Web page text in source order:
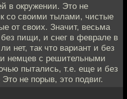
в окружении. Это не
со своими тылами, чистые
от своих. Значит, весьма
без пищи, и снег в феврале в
нет, так что вариант и без
немцев с решительными
пытались, т.е. еще и без
не порыв, это подвиг.